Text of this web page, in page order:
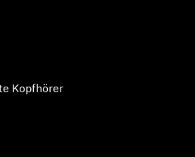
Kopfhörer